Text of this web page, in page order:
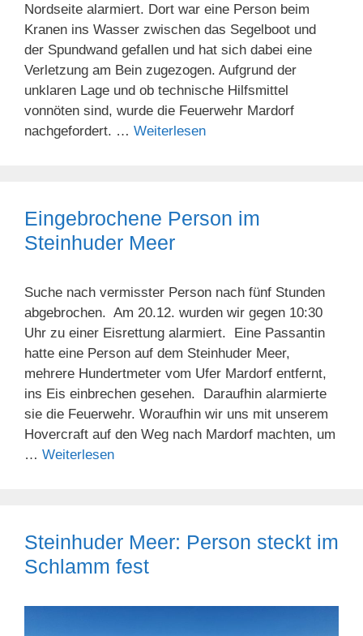
Nordseite alarmiert. Dort war eine Person beim
Kranen ins Wasser zwischen das Segelboot und
der Spundwand gefallen und hat sich dabei eine
Verletzung am Bein zugezogen. Aufgrund der
unklaren Lage und ob technische Hilfsmittel
vonnöten sind, wurde die Feuerwehr Mardorf
nachgefordert. … Weiterlesen
Eingebrochene Person im
Steinhuder Meer
Suche nach vermisster Person nach fünf Stunden
abgebrochen. Am 20.12. wurden wir gegen 10:30
Uhr zu einer Eisrettung alarmiert. Eine Passantin
hatte eine Person auf dem Steinhuder Meer,
mehrere Hundertmeter vom Ufer Mardorf entfernt,
ins Eis einbrechen gesehen. Daraufhin alarmierte
sie die Feuerwehr. Woraufhin wir uns mit unserem
Hovercraft auf den Weg nach Mardorf machten, um
… Weiterlesen
Steinhuder Meer: Person steckt im
Schlamm fest